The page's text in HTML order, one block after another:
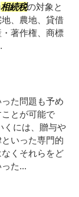
相続税の対象と
、農地、貸借
著作権、商標
た問題も予め
とが可能で
くには、贈与や
いった専門的
くそれらをど
た...